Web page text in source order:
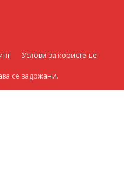
Услови за користење
се задржани.